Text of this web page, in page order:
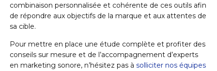
combinaison personnalisée et cohérente de ces outils afin
de répondre aux objectifs de la marque et aux attentes de
sa cible.
Pour mettre en place une étude complète et profiter des
conseils sur mesure et de l’accompagnement d’experts
en marketing sonore, n’hésitez pas à solliciter nos équipes